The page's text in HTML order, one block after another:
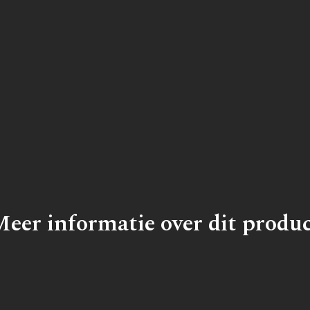
informatie over dit